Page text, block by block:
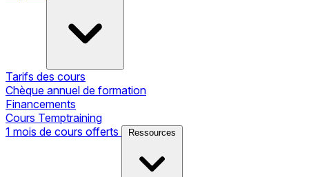
Tarifs des cours
Chèque annuel de formation
Financements
Cours Temptraining
1 mois de cours offerts
Ressources